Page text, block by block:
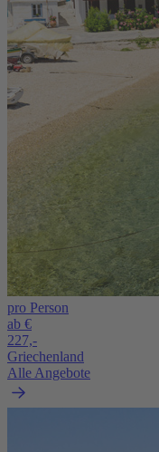
pro Person
ab €
227,-
Griechenland
Alle Angebote